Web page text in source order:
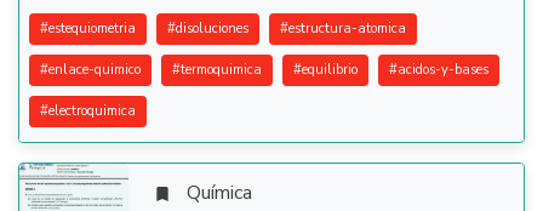
#estequiometria #disoluciones #estructura-atomica
#enlace-quimico #termoquimica #equilibrio #acidos-y-bases
#electroquimica
 Química